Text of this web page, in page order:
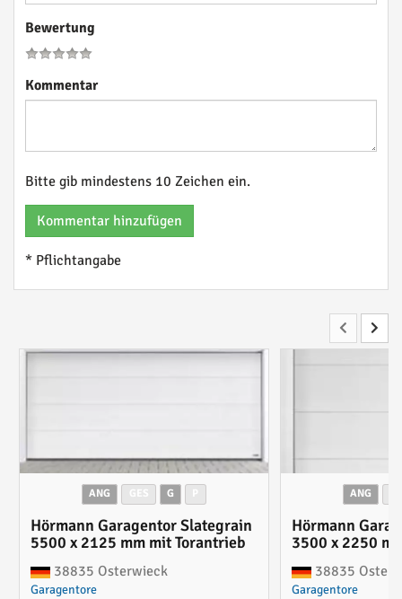
Bewertung
Kommentar
Bitte gib mindestens 10 Zeichen ein.
Kommentar hinzufügen
* Pflichtangabe
ANG G
Hörmann Garagentor Slategrain
5500 x 2125 mm mit Torantrieb
38835 Osterwieck
Garagentore
ANG
Hörmann
3500 x 2250
38835
Garagentore